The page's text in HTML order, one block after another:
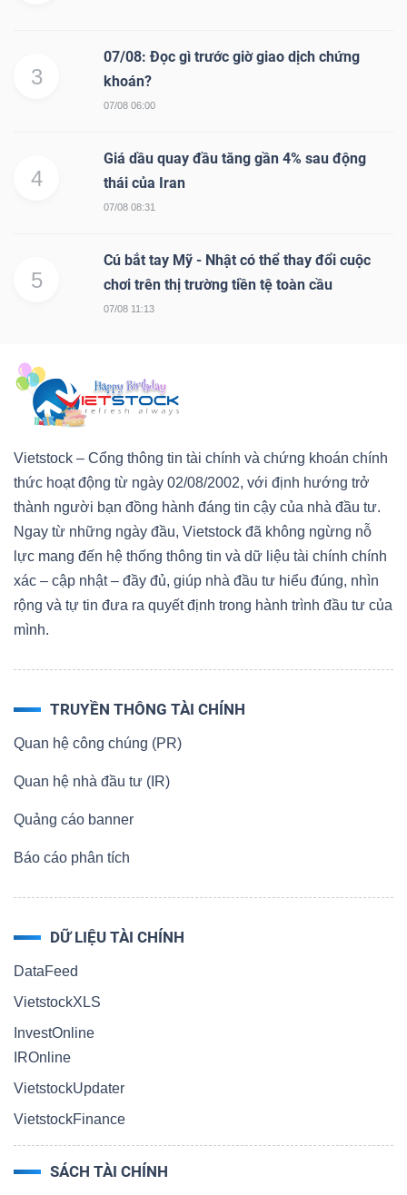
3
07/08: Đọc gì trước giờ giao dịch chứng
khoán?
07/08 06:00
4
Giá dầu quay đầu tăng gần 4% sau động
thái của Iran
07/08 08:31
5
Cú bắt tay Mỹ - Nhật có thể thay đổi cuộc
chơi trên thị trường tiền tệ toàn cầu
07/08 11:13
Vietstock – Cổng thông tin tài chính và chứng khoán chính
thức hoạt động từ ngày 02/08/2002, với định hướng trở
thành người bạn đồng hành đáng tin cậy của nhà đầu tư.
Ngay từ những ngày đầu, Vietstock đã không ngừng nỗ
lực mang đến hệ thống thông tin và dữ liệu tài chính chính
xác – cập nhật – đầy đủ, giúp nhà đầu tư hiểu đúng, nhìn
rộng và tự tin đưa ra quyết định trong hành trình đầu tư của
mình.
TRUYỀN THÔNG TÀI CHÍNH
Quan hệ công chúng (PR)
Quan hệ nhà đầu tư (IR)
Quảng cáo banner
Báo cáo phân tích
DỮ LIỆU TÀI CHÍNH
DataFeed
VietstockXLS
InvestOnline
IROnline
VietstockUpdater
VietstockFinance
SÁCH TÀI CHÍNH
vụ
Đào
chính
Công
cụ
đầu
tư
thông
liệu